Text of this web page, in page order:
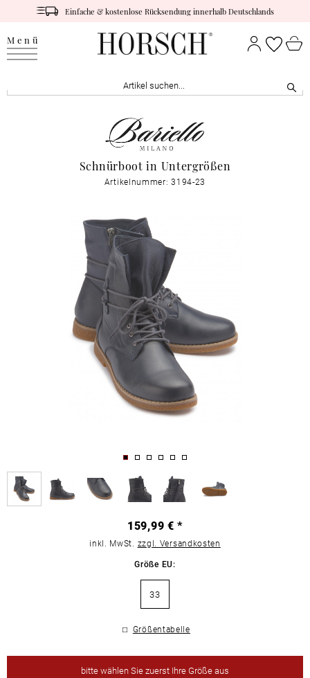
Einfache & kostenlose Rücksendung innerhalb Deutschlands
Menü
Schnürboot in Untergrößen
Artikelnummer: 3194-23
159,99 € *
inkl. MwSt. zzgl. Versandkosten
Größe EU:
33
Größentabelle
bittewählen Sie zuerst Ihre Größe aus